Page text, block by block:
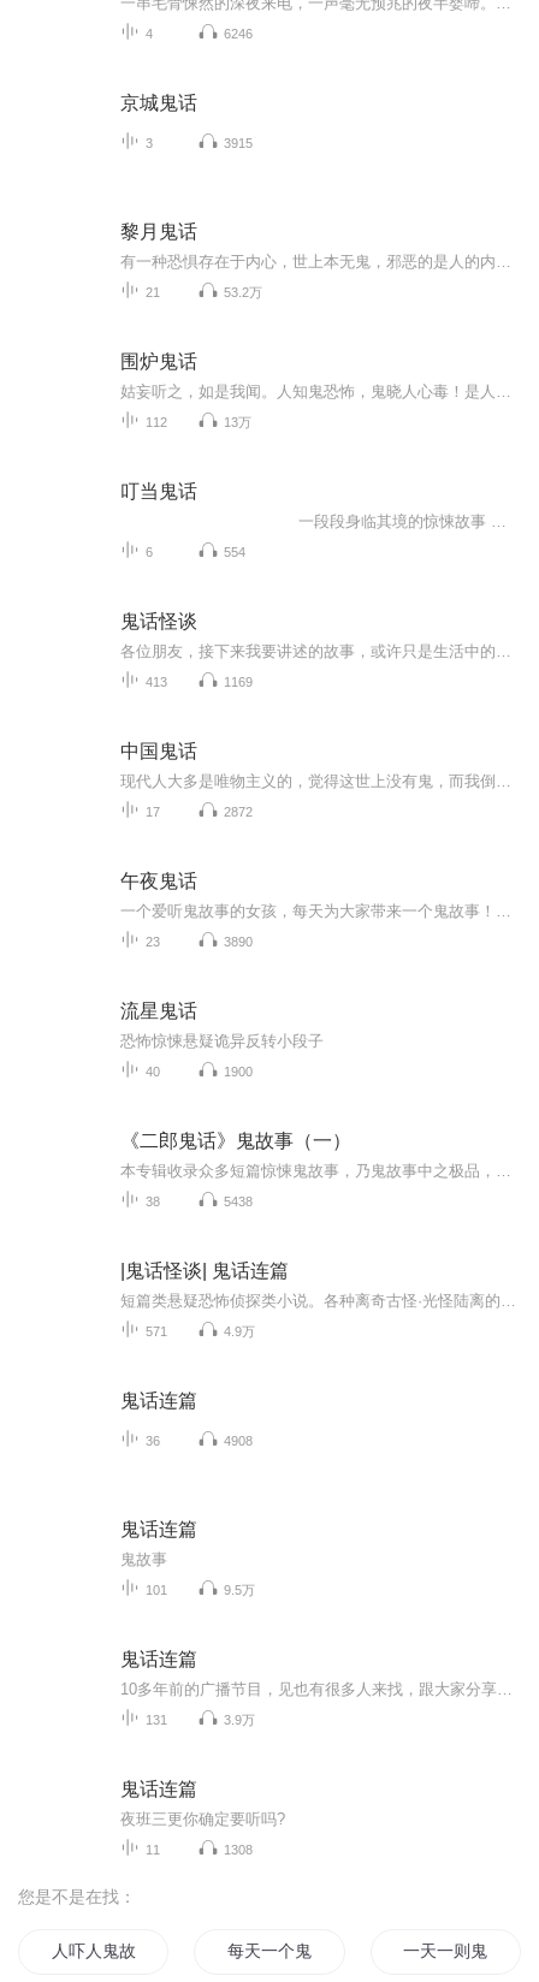
4 6246
京城鬼话
3 3915
黎月鬼话
21 53.2万
围炉鬼话
112 13万
叮当鬼话
6 554
鬼话怪谈
413 1169
中国鬼话
17 2872
午夜鬼话
23 3890
流星鬼话
恐怖惊悚悬疑诡异反转小段子
40 1900
《二郎鬼话》鬼故事（一）
38 5438
|鬼话怪谈| 鬼话连篇
571 4.9万
鬼话连篇
36 4908
鬼话连篇
鬼故事
101 9.5万
鬼话连篇
131 3.9万
鬼话连篇
夜班三更你确定要听吗?
11 1308
您是不是在找：
人吓人鬼故事 每天一个鬼故事 一天一则鬼故事